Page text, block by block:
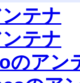
テナ
テナ
のアン